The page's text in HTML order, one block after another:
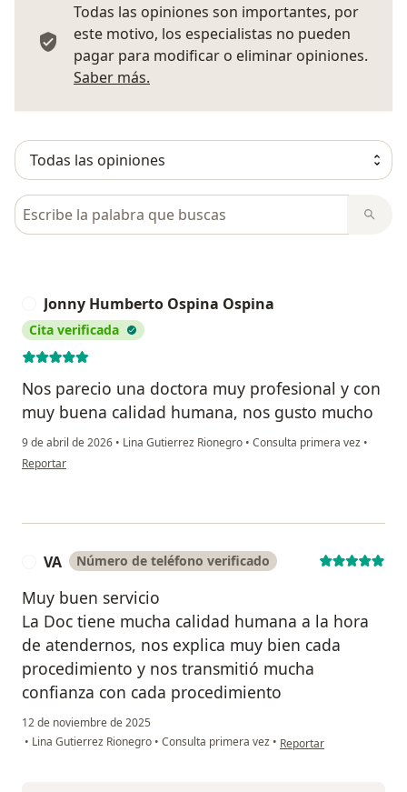
Todas las opiniones son importantes, por
este motivo, los especialistas no pueden
pagar para modificar o eliminar opiniones.
Saber más.
Busca en opiniones
Jonny Humberto Ospina Ospina
Cita verificada
Nos parecio una doctora muy profesional y con
muy buena calidad humana, nos gusto mucho
9 de abril de 2026 • Lina Gutierrez Rionegro • Consulta primera vez •
en opinión del usuario Jonny Humberto Ospina Ospina
Reportar
VA Número de teléfono verificado
Muy buen servicio
La Doc tiene mucha calidad humana a la hora
de atendernos, nos explica muy bien cada
procedimiento y nos transmitió mucha
confianza con cada procedimiento
12 de noviembre de 2025
• Lina Gutierrez Rionegro • Consulta primera vez • en opinión del usuario VA
Reportar